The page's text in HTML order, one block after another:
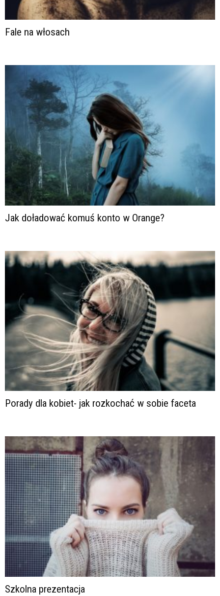
Fale na włosach
Jak doładować komuś konto w Orange?
Porady dla kobiet- jak rozkochać w sobie faceta
Szkolna prezentacja